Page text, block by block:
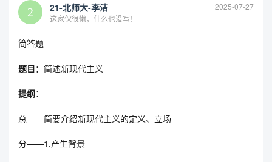
21-北师大-李洁
2025-07-27
这家伙很懒，什么也没写！
简答题
题目：简述新现代主义
提纲：
总——简要介绍新现代主义的定义、立场
分——1.产生背景